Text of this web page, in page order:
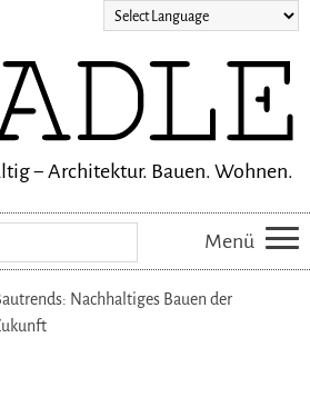
− Architektur. Bauen. Wohnen.
Menü
Nachhaltiges Bauen der